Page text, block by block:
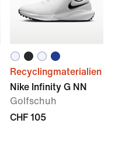
Recyclingmaterialien
Nike Infinity G NN
Golfschuh
CHF 105